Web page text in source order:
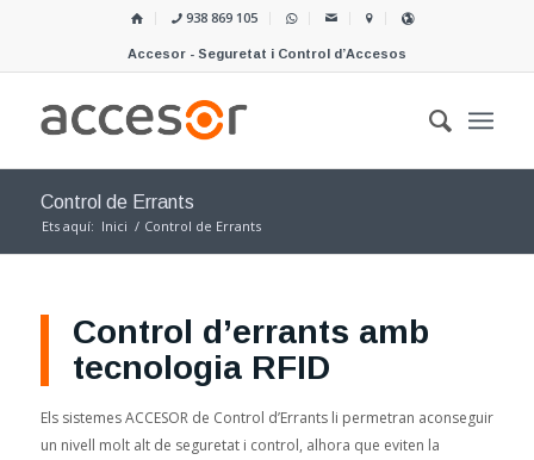
938 869 105
Accesor - Seguretat i Control d’Accesos
Control de Errants
Ets aquí: Inici / Control de Errants
Control d’errants amb
tecnologia RFID
Els sistemes ACCESOR de Control d’Errants li permetran aconseguir
un nivell molt alt de seguretat i control, alhora que eviten la